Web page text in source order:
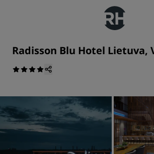
Radisson Blu Hotel Lietuva,